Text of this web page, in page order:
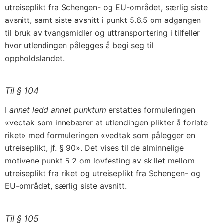
utreiseplikt fra Schengen- og EU-området, særlig siste
avsnitt, samt siste avsnitt i punkt 5.6.5 om adgangen
til bruk av tvangsmidler og uttransportering i tilfeller
hvor utlendingen pålegges å begi seg til
oppholdslandet.
Til § 104
I annet ledd annet punktum erstattes formuleringen
«vedtak som innebærer at utlendingen plikter å forlate
riket» med formuleringen «vedtak som pålegger en
utreiseplikt, jf. § 90». Det vises til de alminnelige
motivene punkt 5.2 om lovfesting av skillet mellom
utreiseplikt fra riket og utreiseplikt fra Schengen- og
EU-området, særlig siste avsnitt.
Til § 105